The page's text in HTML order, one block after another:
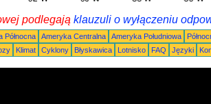
podlegają klauzuli o wyłączeniu
Północna Ameryka Centralna Ameryka Południowa
Klimat Cyklony Błyskawica Lotnisko FAQ Języki